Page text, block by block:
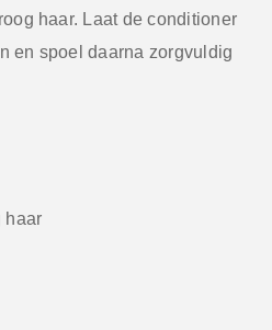
haar. Laat de conditioner
en spoel daarna zorgvuldig
haar